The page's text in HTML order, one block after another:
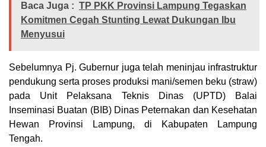
Baca Juga : TP PKK Provinsi Lampung Tegaskan
Komitmen Cegah Stunting Lewat Dukungan Ibu
Menyusui
Sebelumnya Pj. Gubernur juga telah meninjau infrastruktur
pendukung serta proses produksi mani/semen beku (straw)
pada Unit Pelaksana Teknis Dinas (UPTD) Balai
Inseminasi Buatan (BIB) Dinas Peternakan dan Kesehatan
Hewan Provinsi Lampung, di Kabupaten Lampung
Tengah.